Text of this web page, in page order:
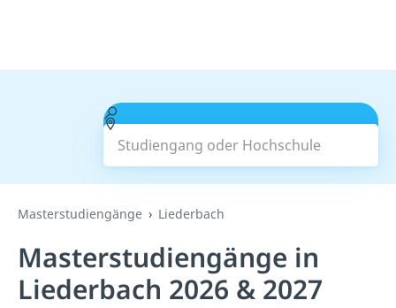
Studiengang oder Hochschule
Suchen
Masterstudiengänge Liederbach
Masterstudiengänge in
Liederbach 2026 & 2027